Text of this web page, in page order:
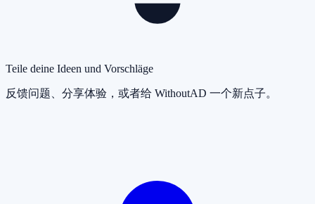
Teile deine Ideen und Vorschläge
反馈问题、分享体验，或者给 WithoutAD 一个新点子。